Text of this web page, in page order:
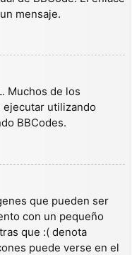
mensaje.
Muchos de los
ejecutar utilizando
BBCodes.
que pueden ser
con un pequeño
que :( denota
puede verse en el